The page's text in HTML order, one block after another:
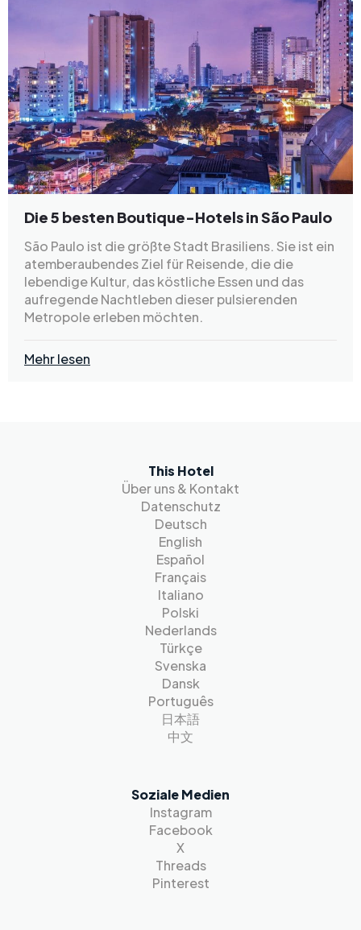
Die 5 besten Boutique-Hotels in São Paulo
São Paulo ist die größte Stadt Brasiliens. Sie ist ein
atemberaubendes Ziel für Reisende, die die
lebendige Kultur, das köstliche Essen und das
aufregende Nachtleben dieser pulsierenden
Metropole erleben möchten.
Mehr lesen
This Hotel
Über uns & Kontakt
Datenschutz
Deutsch
English
Español
Français
Italiano
Polski
Nederlands
Türkçe
Svenska
Dansk
Português
日本語
中文
Soziale Medien
Instagram
Facebook
X
Threads
Pinterest